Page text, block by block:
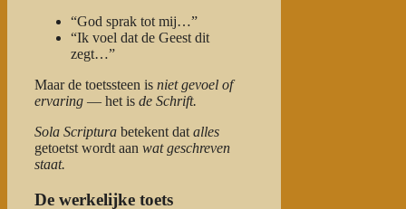
“God sprak tot mij…”
“Ik voel dat de Geest dit
zegt…”
Maar de toetssteen is niet gevoel of
ervaring — het is de Schrift.
Sola Scriptura betekent dat alles
getoetst wordt aan wat geschreven
staat.
De werkelijke toets